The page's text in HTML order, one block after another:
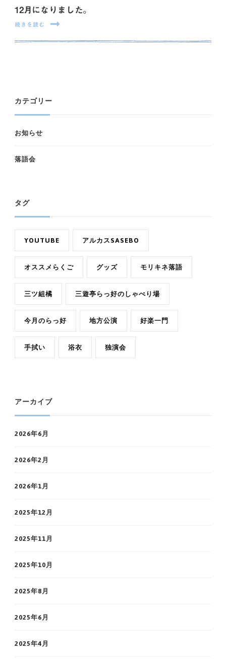
12月になりました。
続きを読む
カテゴリー
お知らせ
落語会
タグ
YOUTUBE アルカスSASEBO
オススメらくご グッズ モリキネ落語
三ツ組橘 三遊亭らっ好のしゃべり場
今月のらっ好 地方公演 好楽一門
手拭い 浴衣 独演会
アーカイブ
2026年6月
2026年2月
2026年1月
2025年12月
2025年11月
2025年10月
2025年8月
2025年6月
2025年4月